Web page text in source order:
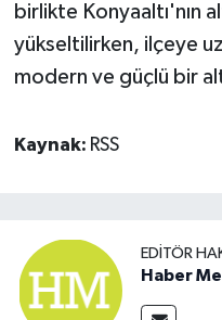
birlikte Konyaaltı'nın
yükseltilirken, ilçeye
modern ve güçlü bir
Kaynak: RSS
EDITÖR
Haber